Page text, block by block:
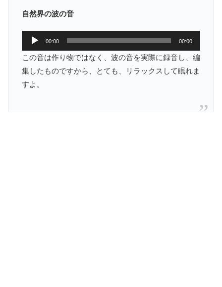
自然界の波の音
声
プ
レ
ー
00:00 00:00
この音は作り物ではなく、波の音を実際に録音し、編
集したものですから、とても、リラックスして眠れま
すよ。